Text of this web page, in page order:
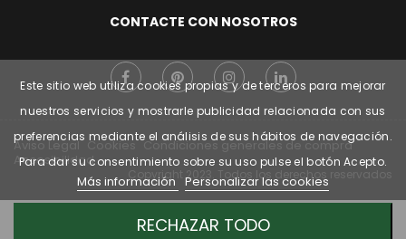
CONTACTE CON NOSOTROS
Este sitio web utiliza cookies propias y de terceros para mejorar
nuestros servicios y mostrarle publicidad relacionada con sus
preferencias mediante el análisis de sus hábitos de navegación.
Para dar su consentimiento sobre su uso pulse el botón Acepto.
Más información Personalizar las cookies
RECHAZAR TODO
Aviso Legal Cookies Condiciones generales de compra
Accesibilidad
Copyright2023. Todos los derechos reservados
Web financiada por la Unión Europea a través de los fondos